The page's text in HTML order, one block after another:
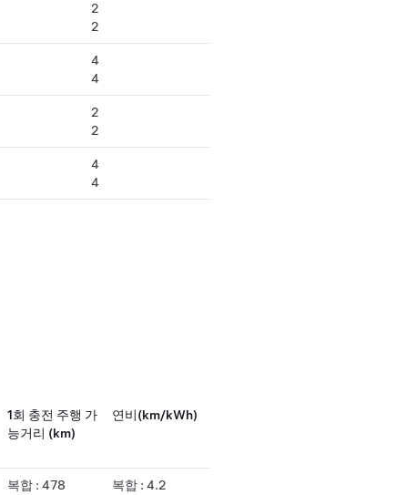
2
2
4
4
2
2
4
4
1회 충전 주행 가
능거리 (km)
연비(km/kWh)
복합 : 478
복합 : 4.2